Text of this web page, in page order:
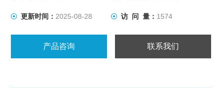
更新时间： 2025-08-28 访 问 量： 1574
产品咨询 联系我们